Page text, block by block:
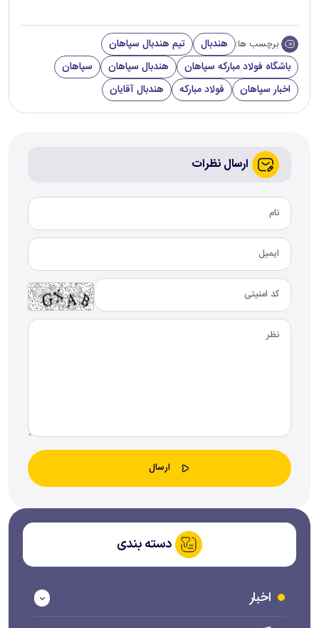
برچسب ها: هندبال
تیم هندبال سپاهان
باشگاه فولاد مبارکه سپاهان
هندبال سپاهان
سپاهان
اخبار سپاهان
فولاد مبارکه هندبال آقایان
ارسال نظرات
دسته بندی
اخبار